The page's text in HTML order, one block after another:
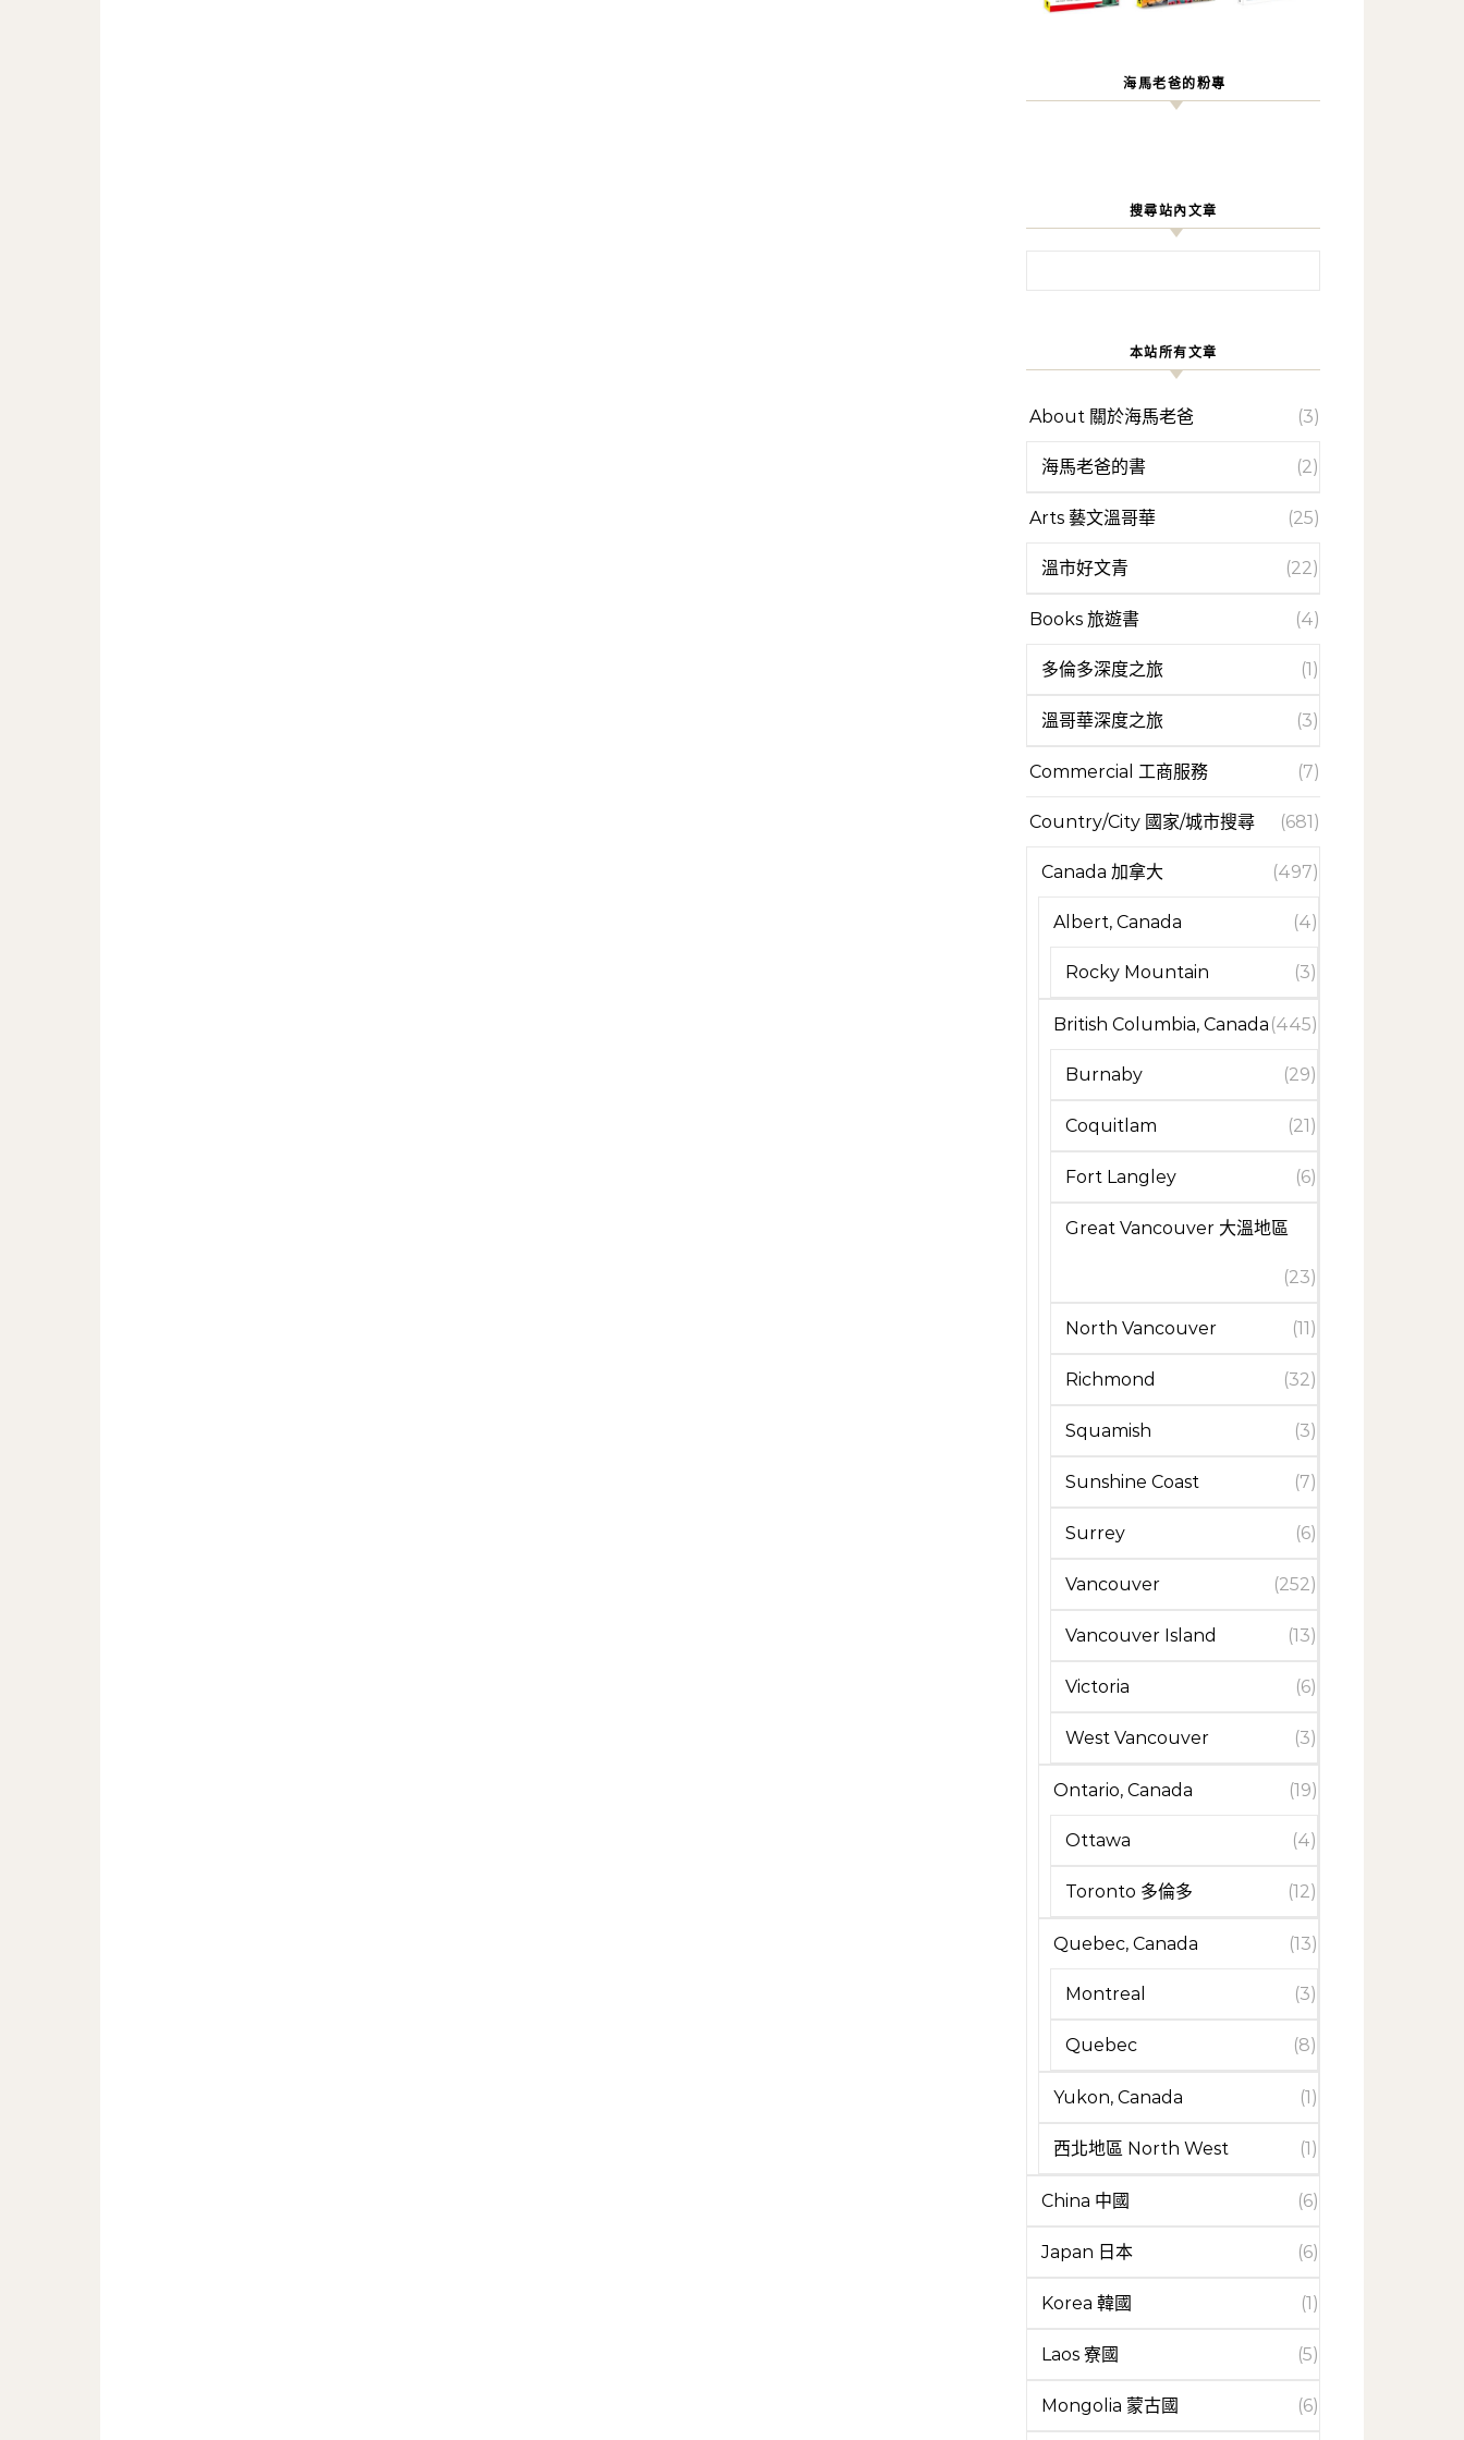
海馬老爸的粉專
搜尋站內文章
本站所有文章
About 關於海馬老爸 (3)
海馬老爸的書 (2)
Arts 藝文溫哥華 (25)
溫市好文青 (22)
Books 旅遊書 (4)
多倫多深度之旅 (1)
溫哥華深度之旅 (3)
Commercial 工商服務 (7)
Country/City 國家/城市搜尋 (681)
Canada 加拿大 (497)
Albert, Canada (4)
Rocky Mountain (3)
British Columbia, Canada (445)
Burnaby (29)
Coquitlam (21)
Fort Langley (6)
Great Vancouver 大溫地區
(23)
North Vancouver (11)
Richmond (32)
Squamish (3)
Sunshine Coast (7)
Surrey (6)
Vancouver (252)
Vancouver Island (13)
Victoria (6)
West Vancouver (3)
Ontario, Canada (19)
Ottawa (4)
Toronto 多倫多 (12)
Quebec, Canada (13)
Montreal (3)
Quebec (8)
Yukon, Canada (1)
西北地區 North West (1)
China 中國 (6)
Japan 日本 (6)
Korea 韓國 (1)
Laos 寮國 (5)
Mongolia 蒙古國 (6)